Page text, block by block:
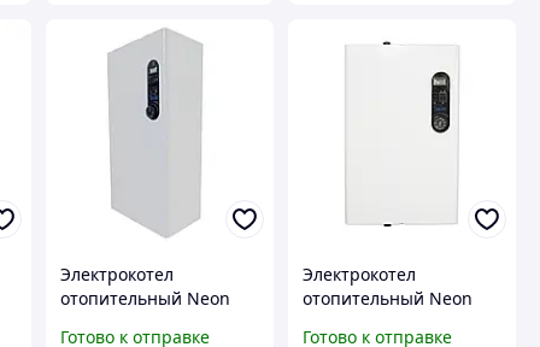
Электрокотел
отопительный Neon
Готово к отправке
Электрокотел
отопительный Neon
Готово к отправке